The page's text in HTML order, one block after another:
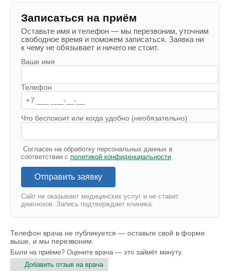
Записаться на приём
Оставьте имя и телефон — мы перезвоним, уточним
свободное время и поможем записаться. Заявка ни
к чему не обязывает и ничего не стоит.
Ваше имя
Телефон
Что беспокоит или когда удобно (необязательно)
Согласен на обработку персональных данных в
соответствии с политикой конфиденциальности
Отправить заявку
Сайт не оказывает медицинских услуг и не ставит
диагнозов. Запись подтверждает клиника.
Телефон врача не публикуется — оставьте свой в форме
выше, и мы перезвоним.
Были на приёме? Оцените врача — это займёт минуту.
Добавить отзыв на врача